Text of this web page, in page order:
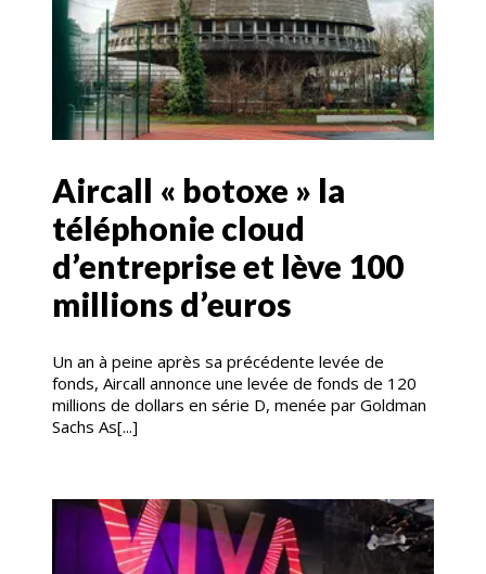
Aircall « botoxe » la
téléphonie cloud
d’entreprise et lève 100
millions d’euros
Un an à peine après sa précédente levée de
fonds, Aircall annonce une levée de fonds de 120
millions de dollars en série D, menée par Goldman
Sachs As[...]